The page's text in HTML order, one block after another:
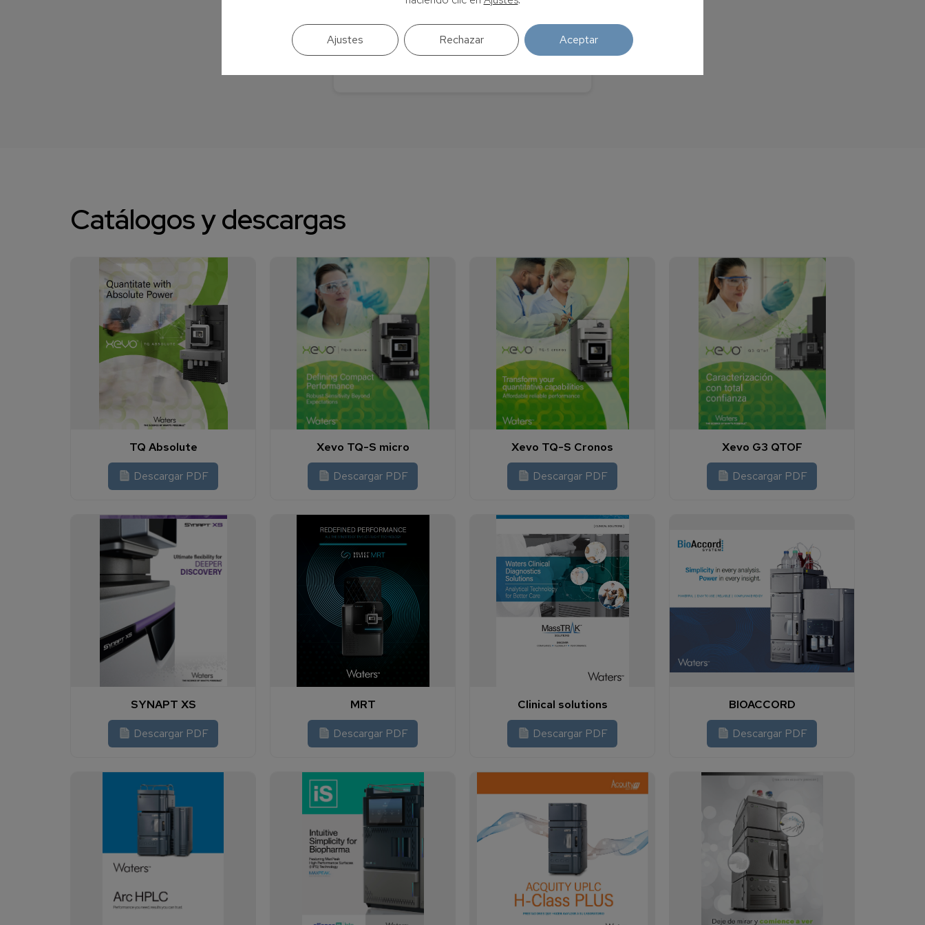
amaia.ereno@waters.com
902 254 254
Regus Deusto - Avenida Madariaga, 1. 48014
Catálogos y descargas
TQ Absolute
Descargar PDF
Xevo TQ-S micro
Descargar PDF
Xevo TQ-S Cronos
Descargar PDF
Xevo G3 QTOF
Descargar PDF
SYNAPT XS
Descargar PDF
MRT
Descargar PDF
Clinical solutions
Descargar PDF
BIOACCORD
Descargar PDF
Aceptar
Rechazar
Ajustes